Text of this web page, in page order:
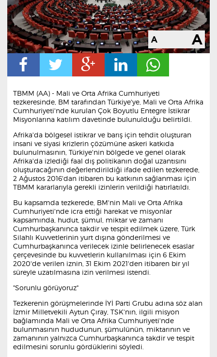
TBMM (AA) - Mali ve Orta Afrika Cumhuriyeti
tezkeresinde, BM tarafından Türkiye'ye, Mali ve Orta Afrika
Cumhuriyeti'nde kurulan Çok Boyutlu Entegre İstikrar
Misyonlarına katılım davetinde bulunulduğu belirtildi.
Afrika'da bölgesel istikrar ve barış için tehdit oluşturan
insani ve siyasi krizlerin çözümüne askeri katkıda
bulunulmasının, Türkiye'nin bölgede ve genel olarak
Afrika'da izlediği faal dış politikanın doğal uzantısını
oluşturacağının değerlendirildiği ifade edilen tezkerede,
2 Ağustos 2016'dan itibaren bu katkının sağlanması için
TBMM kararlarıyla gerekli izinlerin verildiği hatırlatıldı.
Bu kapsamda tezkerede, BM'nin Mali ve Orta Afrika
Cumhuriyeti'nde icra ettiği harekat ve misyonlar
kapsamında, hudut, şümul, miktar ve zamanı
Cumhurbaşkanınca takdir ve tespit edilmek üzere, Türk
Silahlı Kuvvetlerinin yurt dışına gönderilmesi ve
Cumhurbaşkanınca verilecek izinle belirlenecek esaslar
çerçevesinde bu kuvvetlerin kullanılması için 6 Ekim
2020'de verilen iznin, 31 Ekim 2021'den itibaren bir yıl
süreyle uzatılmasına izin verilmesi istendi.
"Sorunlu görüyoruz"
Tezkerenin görüşmelerinde İYİ Parti Grubu adına söz alan
İzmir Milletvekili Aytun Çıray, TSK'nın, ilgili misyon
bağlamında Mali ve Orta Afrika Cumhuriyeti'nde
bulunmasının hududunun, şümulünün, miktarının ve
zamanının yalnızca Cumhurbaşkanınca takdir ve tespit
edilmesini sorunlu gördüklerini söyledi.